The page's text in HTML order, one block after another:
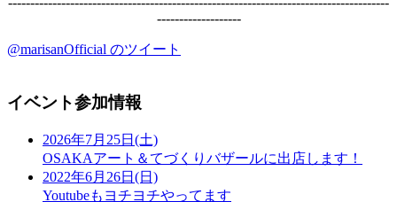
-------------------
@marisanOfficial のツイート
イベント参加情報
2026年7月25日(土)
OSAKAアート＆てづくりバザールに出店します！
2022年6月26日(日)
Youtubeもヨチヨチやってます